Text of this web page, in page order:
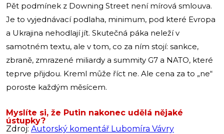
Pět podmínek z Downing Street není mírová smlouva.
Je to vyjednávací podlaha, minimum, pod které Evropa
a Ukrajina nehodlají jít. Skutečná páka neleží v
samotném textu, ale v tom, co za ním stojí: sankce,
zbraně, zmrazené miliardy a summity G7 a NATO, které
teprve přijdou. Kreml může říct ne. Ale cena za to „ne“
poroste každým měsícem.
Myslíte si, že Putin nakonec udělá nějaké
ústupky?
Zdroj: Autorský komentář Lubomíra Vávry